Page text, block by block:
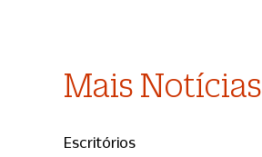
Mais Notícias
Escritórios